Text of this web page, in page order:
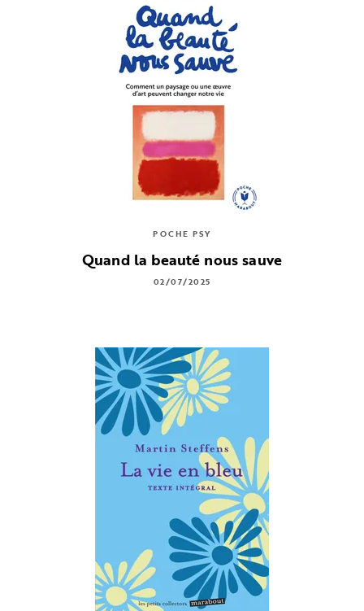
POCHE PSY
Quand la beauté nous sauve
02/07/2025